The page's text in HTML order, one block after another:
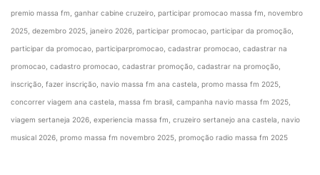
premio massa fm, ganhar cabine cruzeiro, participar promocao massa fm, novembro
2025, dezembro 2025, janeiro 2026, participar promocao, participar da promoção,
participar da promocao, participarpromocao, cadastrar promocao, cadastrar na
promocao, cadastro promocao, cadastrar promoção, cadastrar na promoção,
inscrição, fazer inscrição, navio massa fm ana castela, promo massa fm 2025,
concorrer viagem ana castela, massa fm brasil, campanha navio massa fm 2025,
viagem sertaneja 2026, experiencia massa fm, cruzeiro sertanejo ana castela, navio
musical 2026, promo massa fm novembro 2025, promoção radio massa fm 2025